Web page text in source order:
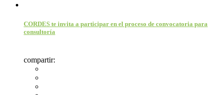
CORDES te invita a participar en el proceso de convocatoria para
consultoría
compartir: